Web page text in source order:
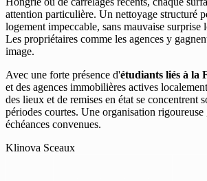
attention particulière. Un nettoyage structuré
logement impeccable, sans mauvaise surprise
Les propriétaires comme les agences y
image.
Avec une forte présence d'étudiants liés à la
et des agences immobilières actives
des lieux et de remises en état se concentrent
périodes courtes. Une organisation rigoureuse
échéances convenues.
Klinova Sceaux